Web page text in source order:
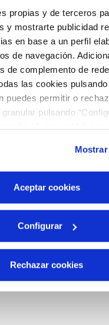
propias y de terceros
y mostrarte publicidad
en base a un perfil
de navegación.
de complemento de
las cookies pulsando
puedes permitir o
pulsando
para que el sitio web
desactivar. Puedes
nuestraPolítica de
Aceptar cookies
Configurar
Rechazar cookies
CONSUMOS